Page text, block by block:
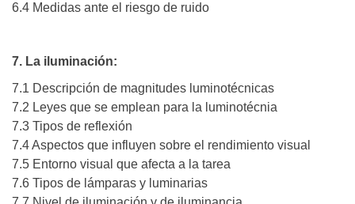
6.4 Medidas ante el riesgo de ruido
7. La iluminación:
7.1 Descripción de magnitudes luminotécnicas
7.2 Leyes que se emplean para la luminotécnia
7.3 Tipos de reflexión
7.4 Aspectos que influyen sobre el rendimiento visual
7.5 Entorno visual que afecta a la tarea
7.6 Tipos de lámparas y luminarias